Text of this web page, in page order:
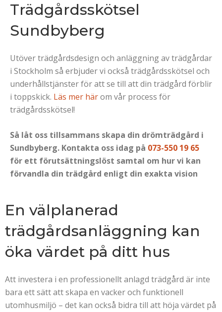
Trädgårdsskötsel
Sundbyberg
Utöver trädgårdsdesign och anläggning av trädgårdar
i Stockholm så erbjuder vi också trädgårdsskötsel och
underhållstjänster för att se till att din trädgård förblir
i toppskick. Läs mer härom vår process för
trädgårdsskötsel!
Så låt oss tillsammans skapa din drömträdgård i
Sundbyberg. Kontakta oss idag på 073-550 19 65
för ett förutsättningslöst samtal om hur vi kan
förvandla din trädgård enligt din exakta vision
En välplanerad
trädgårdsanläggning kan
öka värdet på ditt hus
Att investera i en professionellt anlagd trädgård är inte
bara ett sätt att skapa en vacker och funktionell
utomhusmiljö – det kan också bidra till att höja värdet på